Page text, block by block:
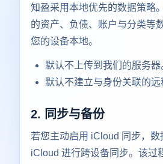
知盈采用本地优先的数据策略
的资产、负债、账户与分类等
您的设备本地。
默认不上传到我们的服务器
默认不建立与身份关联的远
2. 同步与备份
若您主动启用 iCloud 同步，
iCloud 进行跨设备同步。该过